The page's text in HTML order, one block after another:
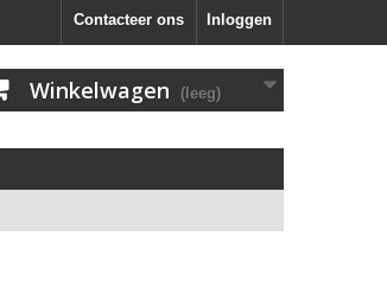
Inloggen
Contacteer ons
Winkelwagen (leeg)